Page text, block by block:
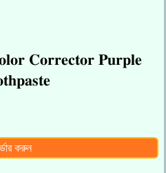
𝐂𝐨𝐫𝐫𝐞𝐜𝐭𝐨𝐫 𝐏𝐮𝐫𝐩𝐥𝐞
করুন